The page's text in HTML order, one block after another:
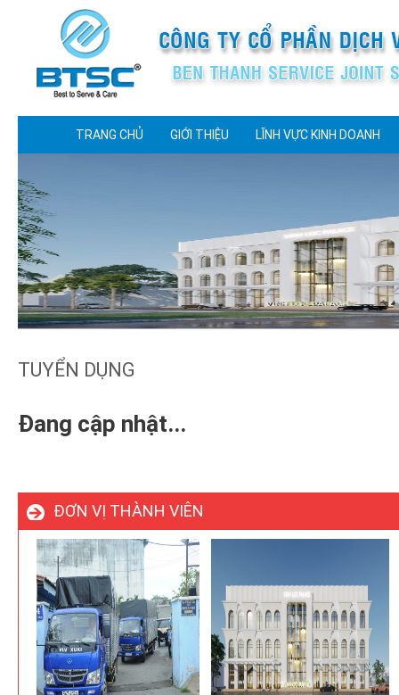
TRANG CHỦ GIỚI THIỆU LĨNH VỰC KINH DOANH
TUYỂN DỤNG
Đang cập nhật...
ĐƠN VỊ THÀNH VIÊN